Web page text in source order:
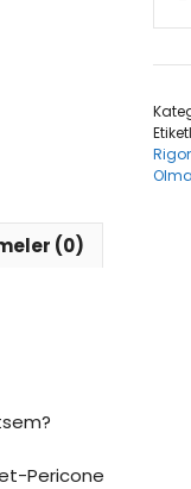
Baş
(0)
Pericone